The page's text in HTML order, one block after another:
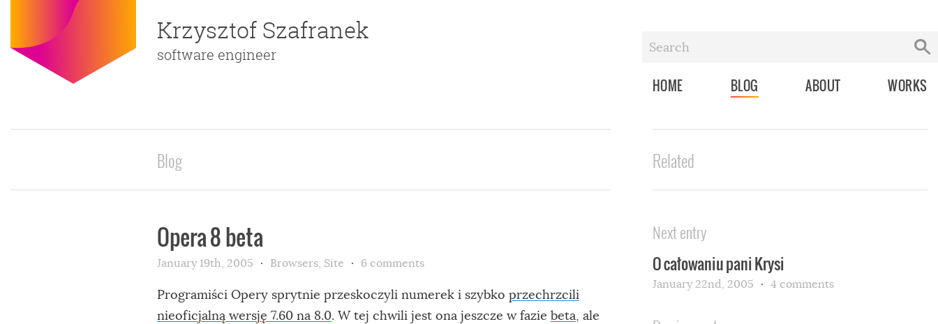
Krzysztof Szafranek
software engineer
HOME BLOG ABOUT WORKS
Blog
Opera 8 beta
January 19th, 2005 Browsers, Site 6 comments
Programiści Opery sprytnie przeskoczyli numerek i szybko przechrzcili
nieoficjalną wersję 7.60 na 8.0. W tej chwili jest ona jeszcze w fazie beta, ale
Related
Next entry
O całowaniu pani Krysi
January 22nd, 2005 4 comments